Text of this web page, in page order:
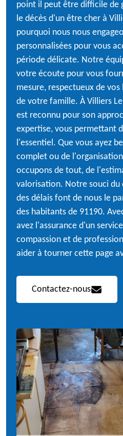
point il peut être difficile de
le décès d'un être cher à
pourquoi nous nous
personnalisées pour vous
période délicate. Notre
votre écoute pour vous
mesure, respectueux de
de votre famille. À Villiers
est reconnu pour son
expertise, vous permettant
l'essentiel. Que vous ayez
complet ou de
occupons de tout, de
valorisation. Notre souci
des délais font de nous le
des habitants de 91190.
avez l'assurance d'un
compassion et de
aider à tourner cette page
Contactez-nous